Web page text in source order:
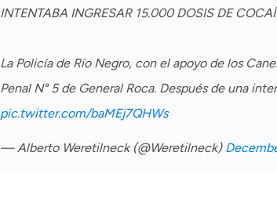
INTENTABA INGRESAR 15.000 DOSIS DE
La Policía de Río Negro, con el apoyo de los
Penal N° 5 de General Roca. Después de una
pic.twitter.com/baMEj7QHWs
— Alberto Weretilneck (@Weretilneck)